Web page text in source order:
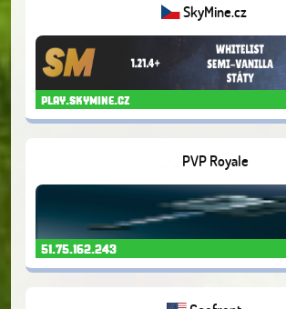
SkyMine.cz
play.skymine.cz
PVP Royale
51.75.162.243